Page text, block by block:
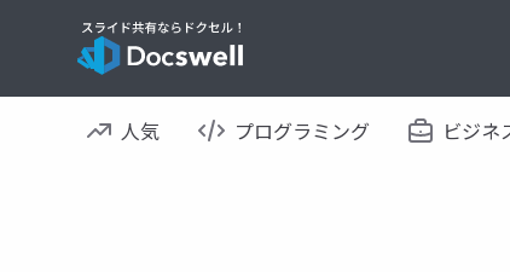
人気 プログラミング ビジネ